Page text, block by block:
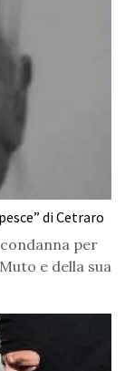
di Cetraro
per
e della sua